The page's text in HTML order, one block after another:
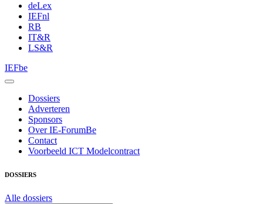
deLex
IEFnl
RB
IT&R
LS&R
IEFbe
Dossiers
Adverteren
Sponsors
Over IE-ForumBe
Contact
Voorbeeld ICT Modelcontract
DOSSIERS
Alle dossiers